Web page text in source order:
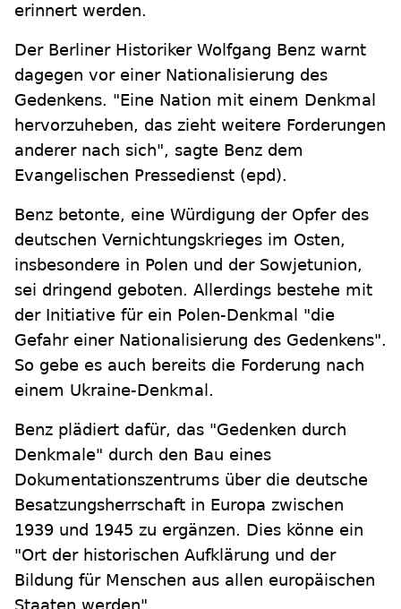
erinnert werden.
Der Berliner Historiker Wolfgang Benz warnt
dagegen vor einer Nationalisierung des
Gedenkens. "Eine Nation mit einem Denkmal
hervorzuheben, das zieht weitere Forderungen
anderer nach sich", sagte Benz dem
Evangelischen Pressedienst (epd).
Benz betonte, eine Würdigung der Opfer des
deutschen Vernichtungskrieges im Osten,
insbesondere in Polen und der Sowjetunion,
sei dringend geboten. Allerdings bestehe mit
der Initiative für ein Polen-Denkmal "die
Gefahr einer Nationalisierung des Gedenkens".
So gebe es auch bereits die Forderung nach
einem Ukraine-Denkmal.
Benz plädiert dafür, das "Gedenken durch
Denkmale" durch den Bau eines
Dokumentationszentrums über die deutsche
Besatzungsherrschaft in Europa zwischen
1939 und 1945 zu ergänzen. Dies könne ein
"Ort der historischen Aufklärung und der
Bildung für Menschen aus allen europäischen
Staaten werden".